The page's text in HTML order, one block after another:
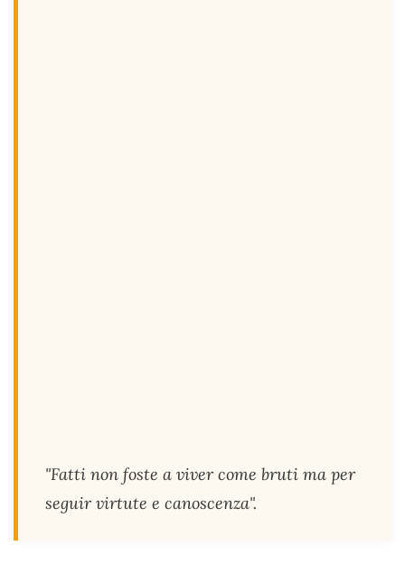
"Fatti non foste a viver come bruti ma per
seguir virtute e canoscenza".